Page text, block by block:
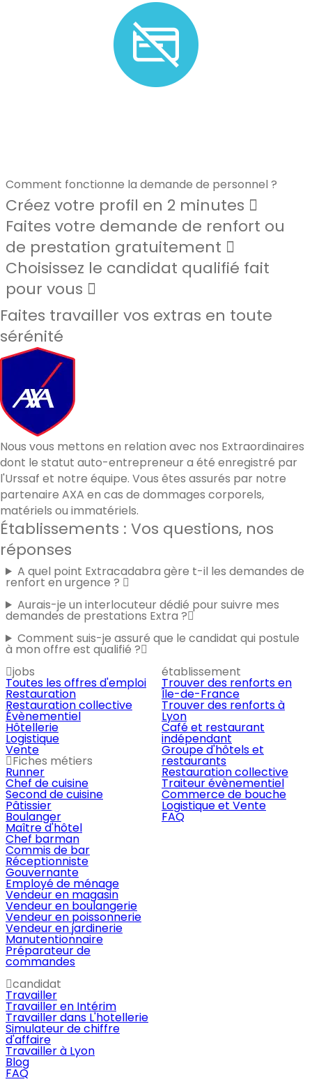
Comment fonctionne la demande de personnel ?
Créez votre profil en 2 minutes
Faites votre demande de renfort ou
de prestation gratuitement
Choisissez le candidat qualifié fait
pour vous
Faites travailler vos extras en toute
sérénité
Nous vous mettons en relation avec nos Extraordinaires
dont le statut auto-entrepreneur a été enregistré par
l'Urssaf et notre équipe. Vous êtes assurés par notre
partenaire AXA en cas de dommages corporels,
matériels ou immatériels.
Établissements : Vos questions, nos
réponses
A quel point Extracadabra gère t-il les demandes de
renfort en urgence ?
Aurais-je un interlocuteur dédié pour suivre mes
demandes de prestations Extra ?
Comment suis-je assuré que le candidat qui postule
à mon offre est qualifié ?
jobs
Toutes les offres d'emploi
Restauration
Restauration collective
Évènementiel
Hôtellerie
Logistique
Vente
Fiches métiers
Runner
Chef de cuisine
Second de cuisine
Pâtissier
Boulanger
Maître d'hôtel
Chef barman
Commis de bar
Réceptionniste
Gouvernante
Employé de ménage
Vendeur en magasin
Vendeur en boulangerie
Vendeur en poissonnerie
Vendeur en jardinerie
Manutentionnaire
Préparateur de
commandes
établissement
Trouver des renforts en
Île-de-France
Trouver des renforts à
Lyon
Café et restaurant
indépendant
Groupe d'hôtels et
restaurants
Restauration collective
Traiteur évènementiel
Commerce de bouche
Logistique et Vente
FAQ
candidat
Travailler
Travailler en Intérim
Travailler dans L'hotellerie
Simulateur de chiffre
d'affaire
Travailler à Lyon
Blog
FAQ